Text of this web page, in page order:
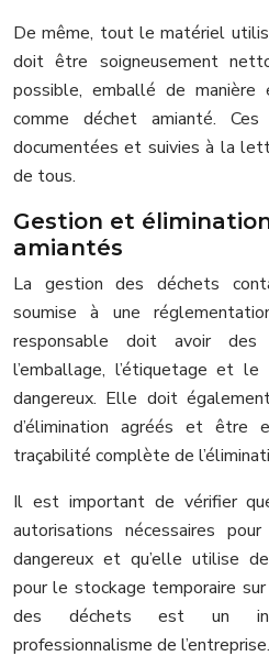
De même, tout le matériel
doit être soigneusement
possible, emballé de manière
comme déchet amianté.
documentées et suivies à la
de tous.
Gestion et
amiantés
La gestion des déchets
soumise à une
responsable doit avoir des
l’emballage, l’étiquetage et
dangereux. Elle doit
d’élimination agréés et être
traçabilité complète de
Il est important de vérifier
autorisations nécessaires
dangereux et qu’elle utilise
pour le stockage temporaire
des déchets est un
professionnalisme de l’entreprise.